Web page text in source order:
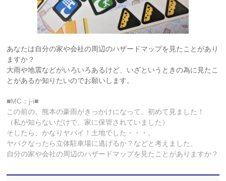
あなたは自分の家や会社の周辺のハザードマップを見たことがあり
ますか？
大雨や地震などがいろいろあるけど、いざというときの為に見たこ
とがあるか知りたいのでお願いします。
■MC：j-i■
この前の、熊本の豪雨がきっかけになって、初めて見ました！
（私が知らないだけで、家に保管されていました）
そしたら、かなりヤバイ！土地でした・・・。
ヤバクなったら立体駐車場に逃げるか？などと考えました。
自分の家や会社の周辺のハザードマップを見たことがありますか？